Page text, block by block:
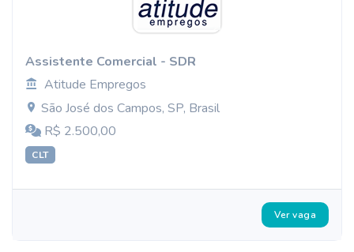
Assistente Comercial - SDR
Atitude Empregos
São José dos Campos, SP, Brasil
R$ 2.500,00
CLT
Ver vaga